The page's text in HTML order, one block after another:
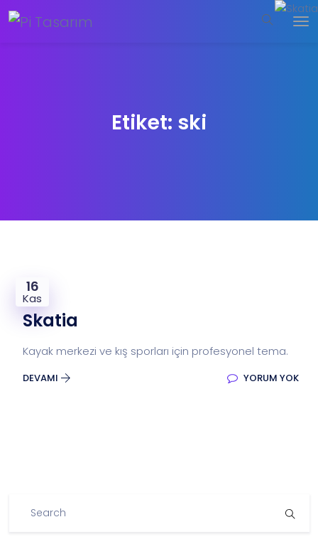
Etiket: ski
16
Kas
Skatia
Kayak merkezi ve kış sporları için profesyonel tema.
DEVAMI YORUM YOK